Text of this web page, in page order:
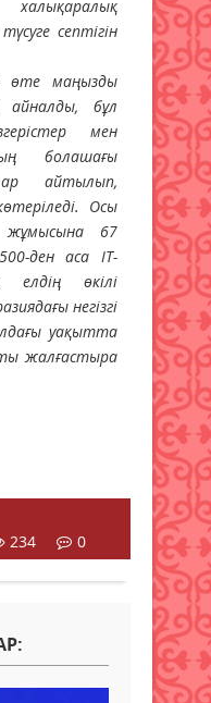
септігін
өте маңызды
айналды, бұл
мен
болашағы
айтылып,
Осы
67
ден аса ІТ-
өкілі
негізгі
уақытта
жалғастыра
234 0